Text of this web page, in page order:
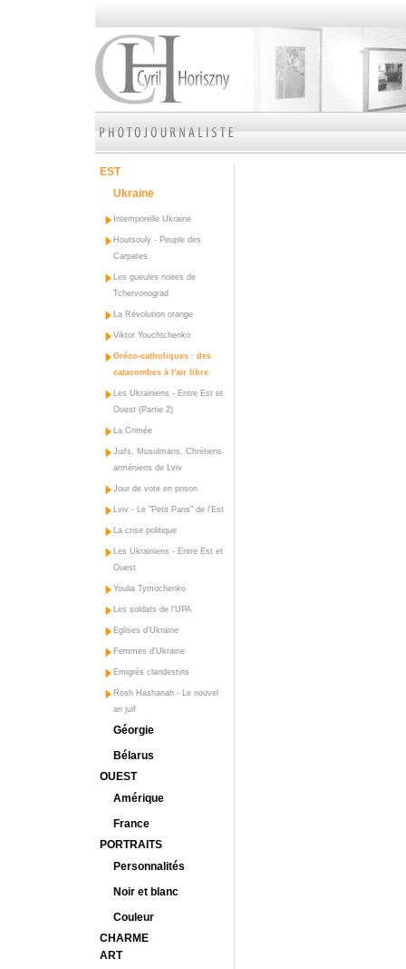
EST
Ukraine
Intemporelle Ukraine
Houtsouly - Peuple des
Carpates
Les gueules noires de
Tchervonograd
La Révolution orange
Viktor Youchtchenko
Gréco-catholiques : des
catacombes à l'air libre
Les Ukrainiens - Entre Est et
Ouest (Partie 2)
La Crimée
Juifs, Musulmans, Chrétiens
arméniens de Lviv
Jour de vote en prison
Lviv - Le "Petit Paris" de l'Est
La crise politique
Les Ukrainiens - Entre Est et
Ouest
Youlia Tymochenko
Les soldats de l'UPA
Eglises d'Ukraine
Femmes d'Ukraine
Emigrés clandestins
Rosh Hashanah - Le nouvel
an juif
Géorgie
Bélarus
OUEST
Amérique
France
PORTRAITS
Personnalités
Noir et blanc
Couleur
CHARME
ART